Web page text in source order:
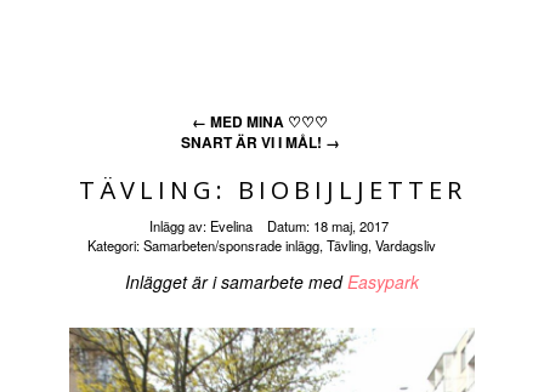
← MED MINA ♡♡♡
SNART ÄR VI I MÅL! →
TÄVLING: BIOBIJLJETTER
Inlägg av: Evelina Datum: 18 maj, 2017
Kategori:Samarbeten/sponsrade inlägg, Tävling, Vardagsliv
Inlägget är i samarbete medEasypark